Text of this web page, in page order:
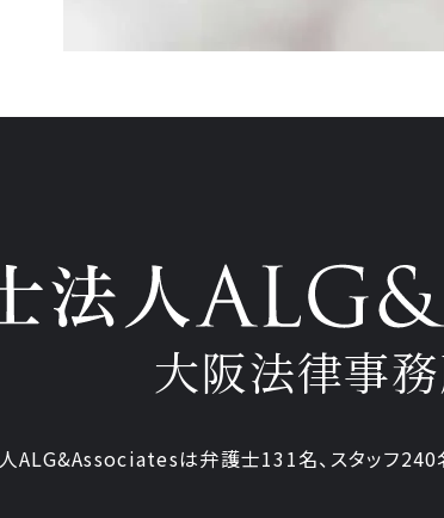
大阪法律事
ALG&Associatesは弁護士131名、スタッフ240